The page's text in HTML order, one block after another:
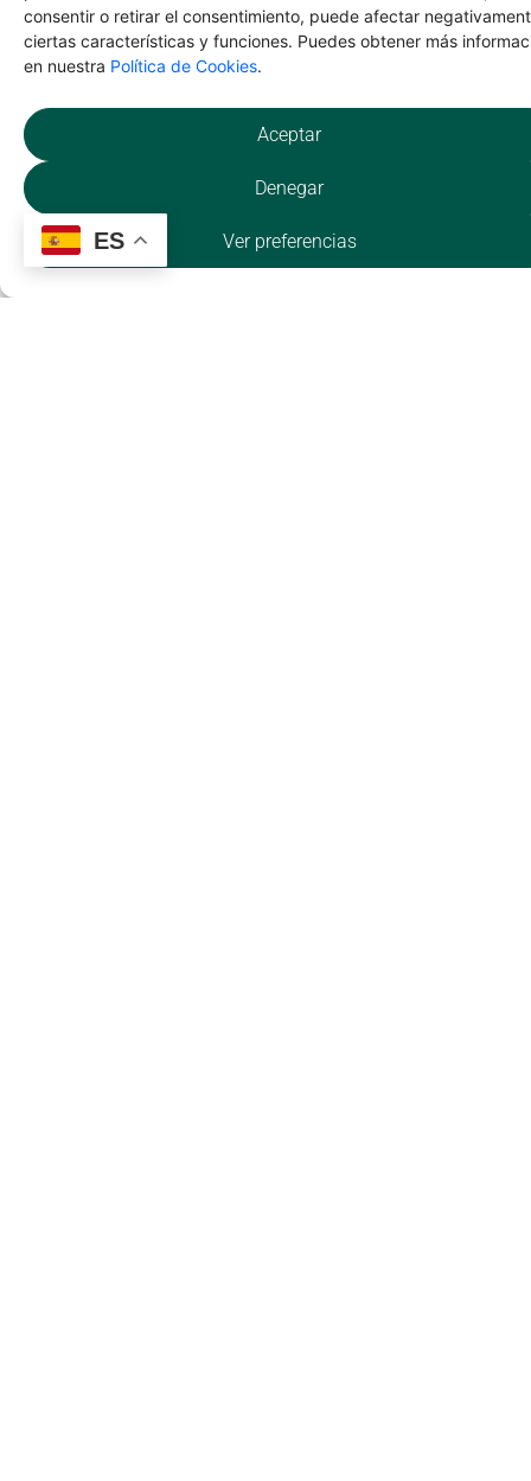
consentir o retirar el consentimiento, puede afectar
ciertas características y funciones. Puedes obtener más
en nuestra Política de Cookies
Aceptar
Denegar
Ver preferencias
El Molino de La Hiruela
CULTURA
ES